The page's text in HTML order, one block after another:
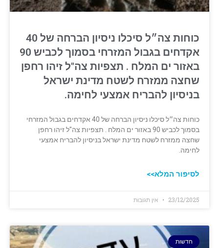
כוחות צה״ל סיכלו ניסיון הברחה של 40
אקדחים בגבול המזרחי בסמוך לכביש 90
באזור ים המלח . תצפיות צה"ל זיהו רחפן
שחצה ממזרח לשטח מדינת ישראל
בניסיון להבריח אמצעי לחימה.
כוחות צה״ל סיכלו ניסיון הברחה של 40 אקדחים בגבול המזרחי
בסמוך לכביש 90 באזור ים המלח . תצפיות צה"ל זיהו רחפן
שחצה ממזרח לשטח מדינת ישראל בניסיון להבריח אמצעי
לחימה.
לסיפור המלא>>
23/12/2025 אין תגובות
חדשות